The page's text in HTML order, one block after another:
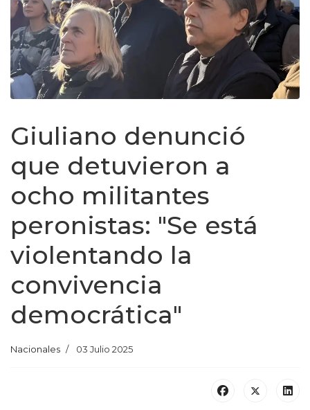
Giuliano denunció
que detuvieron a
ocho militantes
peronistas: "Se está
violentando la
convivencia
democrática"
Nacionales 03 Julio 2025